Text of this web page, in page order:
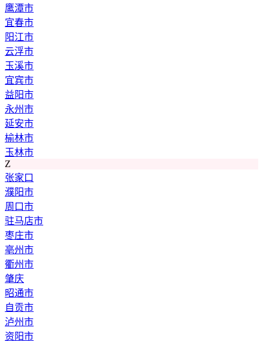
鹰潭市
宜春市
阳江市
云浮市
玉溪市
宜宾市
益阳市
永州市
延安市
榆林市
玉林市
Z
张家口
濮阳市
周口市
驻马店市
枣庄市
亳州市
衢州市
肇庆
昭通市
自贡市
泸州市
资阳市